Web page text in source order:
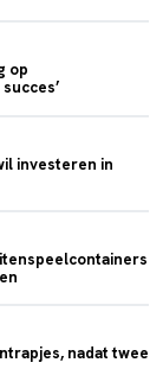
op
investeren in
nadat twee